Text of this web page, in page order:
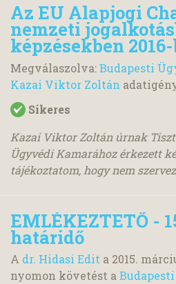
Az EU Alapjogi
nemzeti
képzésekben
Megválaszolva:Budapesti
Kazai Viktor Zoltán
Sikeres
Kazai Viktor Zoltán úrnak
Ügyvédi Kamarához érkezett
tájékoztatom, hogy nem
EMLÉKEZTETŐ -
határidő
A dr. Hidasi Edit a 2015.
nyomon követést a